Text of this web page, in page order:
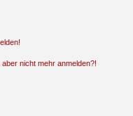
nicht mehr anmelden?!